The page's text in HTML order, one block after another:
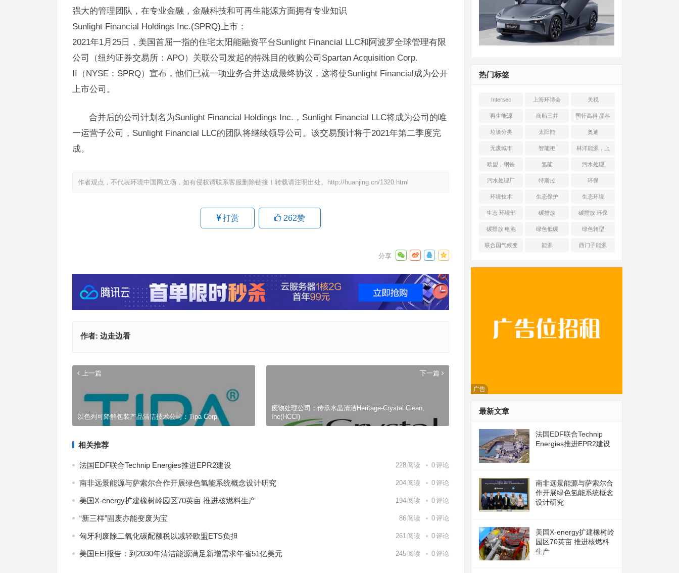
强大的管理团队，在专业金融，金融科技和可再生能源方面拥有专业知识
Sunlight Financial Holdings Inc.(SPRQ)上市：
2021年1月25日，美国首屈一指的住宅太阳能融资平台Sunlight Financial LLC和阿波罗全球管理有限
公司（纽约证券交易所：APO）关联公司发起的特殊目的收购公司Spartan Acquisition Corp.
II（NYSE：SPRQ）宣布，他们已就一项业务合并达成最终协议，这将使Sunlight Financial成为公开
上市公司。
合并后的公司计划名为Sunlight Financial Holdings Inc.，Sunlight Financial LLC将成为公司的唯
一运营子公司，Sunlight Financial LLC的团队将继续领导公司。该交易预计将于2021年第二季度完
成。
作者观点，不代表环境中国网立场，如有侵权请联系客服删除链接！转载请注明出处。 http://huanjing.cn/1320.html
打赏 262赞
作者: 边走边看
上一篇
以色列可降解包装产品清洁技术公司：Tipa Corp.
下一篇
废物处理公司：传承水晶清洁Heritage-Crystal Clean,
Inc(HCCI)
相关推荐
法国EDF联合Technip Energies推进EPR2建设 228 阅读 0评论
南非远景能源与萨索尔合作开展绿色氢能系统概念设计研究 204 阅读 0评论
美国X-energy扩建橡树岭园区70英亩 推进核燃料生产 194 阅读 0评论
“新三样”固废亦能变废为宝 86 阅读 0评论
匈牙利废除二氧化碳配额税以减轻欧盟ETS负担 261 阅读 0评论
美国EEI报告：到2030年清洁能源满足新增需求年省51亿美元 245 阅读 0评论
7月9日 上海合作组织国家绿色发展论坛开幕
式现场
热门标签
Intersec
Shanghai
上海环博会 关税
再生能源 商船三井 国轩高科 晶科
能源 光伏+储能
垃圾分类 太阳能 奥迪
无废城市 智能柜 林洋能源，上
海舜华新能源
欧盟，钢铁 氢能 污水处理
污水处理厂 特斯拉 环保
环境技术 生态保护 生态环境
生态 环境部 碳排放 碳排放 环保
碳排放 电池 绿色低碳 绿色转型
联合国气候变 能源 西门子能源
广告
最新文章
法国EDF联合Technip
Energies推进EPR2建设
南非远景能源与萨索尔合
作开展绿色氢能系统概念
设计研究
美国X-energy扩建橡树岭
园区70英亩 推进核燃料
生产